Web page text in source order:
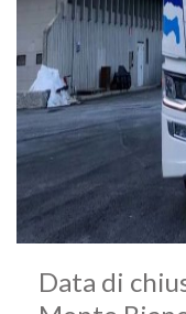
Data di